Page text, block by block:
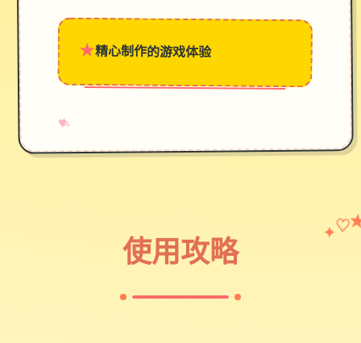
★精心制作的游戏体验
♥
✧
→
使用攻略
✦ ♡